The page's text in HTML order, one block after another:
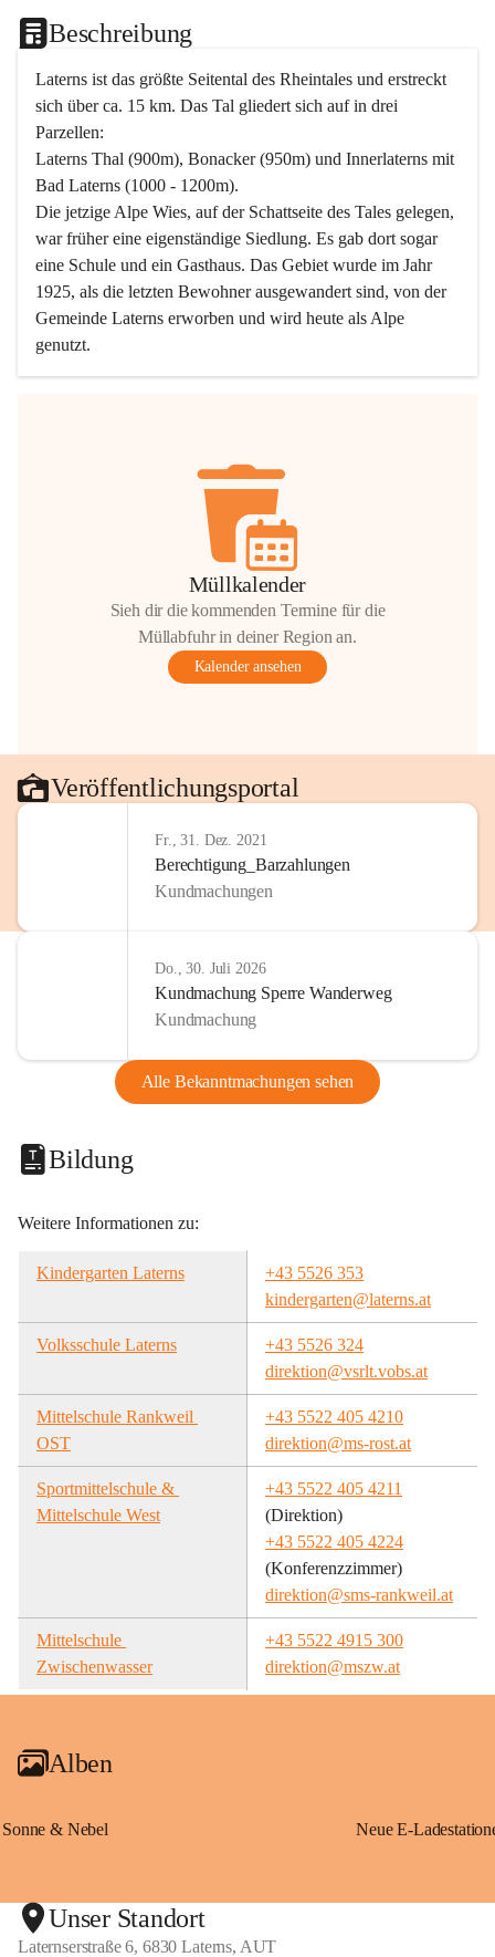
Beschreibung
Laterns ist das größte Seitental des Rheintales und erstreckt
sich über ca. 15 km. Das Tal gliedert sich auf in drei
Parzellen:
Laterns Thal (900m), Bonacker (950m) und Innerlaterns mit
Bad Laterns (1000 - 1200m).
Die jetzige Alpe Wies, auf der Schattseite des Tales gelegen,
war früher eine eigenständige Siedlung. Es gab dort sogar
eine Schule und ein Gasthaus. Das Gebiet wurde im Jahr
1925, als die letzten Bewohner ausgewandert sind, von der
Gemeinde Laterns erworben und wird heute als Alpe
genutzt.
Müllkalender
Sieh dir die kommenden Termine für die
Müllabfuhr in deiner Region an.
Kalender ansehen
Veröffentlichungsportal
Fr., 31. Dez. 2021
Berechtigung_Barzahlungen
Kundmachungen
Do., 30. Juli 2026
Kundmachung Sperre Wanderweg
Kundmachung
Alle Bekanntmachungen sehen
Bildung
Weitere Informationen zu:
Kindergarten Laterns
+43 5526 353
kindergarten@laterns.at
Volksschule Laterns
+43 5526 324
direktion@vsrlt.vobs.at
Mittelschule Rankweil
OST
+43 5522 405 4210
direktion@ms-rost.at
Sportmittelschule &
Mittelschule West
+43 5522 405 4211
(Direktion)
+43 5522 405 4224
(Konferenzzimmer)
direktion@sms-rankweil.at
Mittelschule
Zwischenwasser
+43 5522 4915 300
direktion@mszw.at
Alben
Sonne & Nebel
Unser Standort
Laternserstraße 6, 6830 Laterns, AUT